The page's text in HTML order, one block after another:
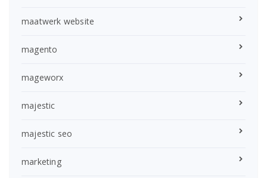
maatwerk website
magento
mageworx
majestic
majestic seo
marketing